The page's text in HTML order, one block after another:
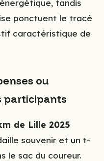
tandis
ponctuent le tracé
caractéristique de
ou
participants
de Lille 2025
souvenir et un t-
le sac du coureur.